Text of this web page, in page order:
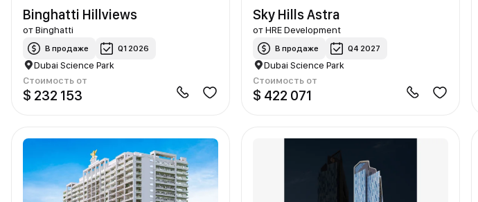
Binghatti Hillviews
отBinghatti
В продаже Q1 2026
Dubai Science Park
Стоимость от
$ 232 153
Sky Hills Astra
отHRE Development
В продаже Q4 2027
Dubai Science Park
Стоимость от
$ 422 071